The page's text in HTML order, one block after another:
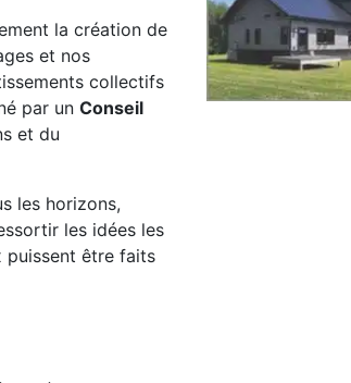
la création de
et nos
collectifs
par un Conseil
et du
les horizons,
les idées les
puissent être faits